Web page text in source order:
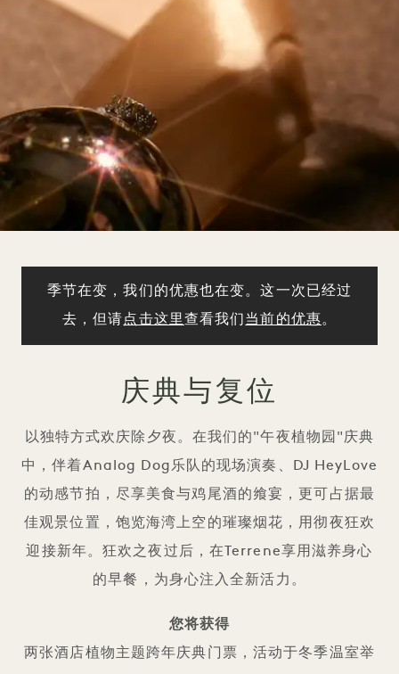
季节在变，我们的优惠也在变。这一次已经过
去，但请点击这里查看我们 当前的优惠。
庆典与复位
以独特方式欢庆除夕夜。在我们的"午夜植物园"庆典
中，伴着Analog Dog乐队的现场演奏、DJ HeyLove
的动感节拍，尽享美食与鸡尾酒的飨宴，更可占据最
佳观景位置，饱览海湾上空的璀璨烟花，用彻夜狂欢
迎接新年。狂欢之夜过后，在Terrene享用滋养身心
的早餐，为身心注入全新活力。
您将获得
两张酒店植物主题跨年庆典门票，活动于冬季温室举